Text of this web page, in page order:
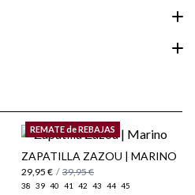
REMATE de REBAJAS
ZAPATILLA ZAZOU | MARINO
29,95 € / 39,95 €
38 39 40 41 42 43 44 45